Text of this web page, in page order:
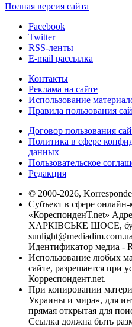
Полная версия сайта
Facebook
Twitter
RSS-ленты
E-mail рассылка
Контакты
Реклама на сайте
Использование
Правила пользования
Договор пользования
Политика в сфере
данных
Пользовательское
Редакция
© 2000-2026,
Субъект в сфере
«КореспонденТ.net»
ХАРКІВСЬКЕ ШОСЕ,
sunlight@mediadim.com.ua
Идентификатор медиа -
Использование любых
сайте, разрешается при
Корреспондент.net.
При копировании
Украины и мира», для
прямая открытая для
Ссылка должна быть